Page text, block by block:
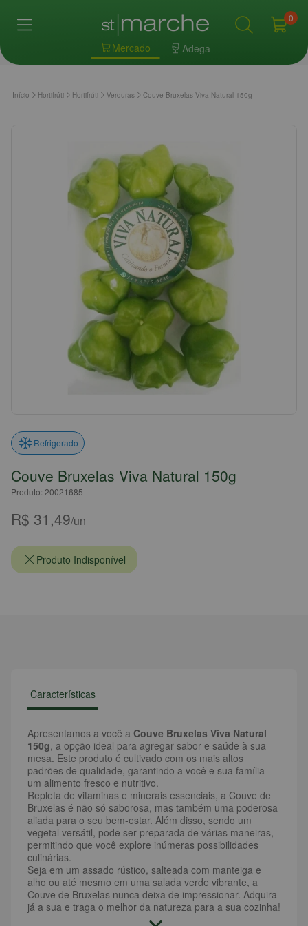
Mercado Adega
0
Início Hortifrúti Hortifrúti Verduras Couve Bruxelas Viva Natural 150g
Refrigerado
Couve Bruxelas Viva Natural 150g
Produto: 20021685
R$ 31,49/un
Produto Indisponível
Características
Apresentamos a você a Couve Bruxelas Viva Natural
150g, a opção ideal para agregar sabor e saúde à sua
mesa. Este produto é cultivado com os mais altos
padrões de qualidade, garantindo a você e sua família
um alimento fresco e nutritivo.
Repleta de vitaminas e minerais essenciais, a Couve de
Bruxelas é não só saborosa, mas também uma poderosa
aliada para o seu bem-estar. Além disso, sendo um
vegetal versátil, pode ser preparada de várias maneiras,
permitindo que você explore inúmeras possibilidades
culinárias.
Seja em um assado rústico, salteada com manteiga e
alho ou até mesmo em uma salada verde vibrante, a
Couve de Bruxelas nunca deixa de impressionar. Adquira
já a sua e traga o melhor da natureza para a sua cozinha!